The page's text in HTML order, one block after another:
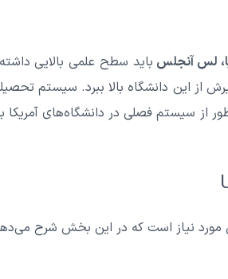
لس آنجلس باید سطح علمی بالایی
از این دانشگاه بالا ببرد. سیستم
مورد نیاز است که در این بخش شرح